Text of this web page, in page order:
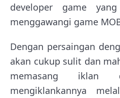
developer game
menggawangi game
Dengan persaingan
akan cukup sulit dan
memasang
mengiklankannya